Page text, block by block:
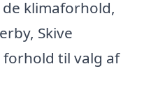
klimaforhold,
Skive
til valg af